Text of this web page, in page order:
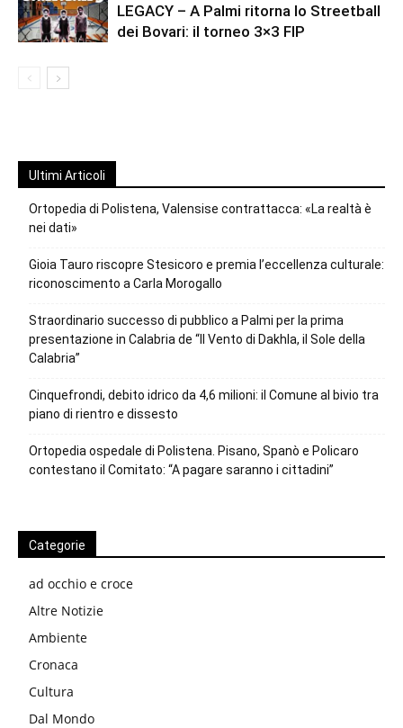
LEGACY – A Palmi ritorna lo Streetball
dei Bovari: il torneo 3×3 FIP
Ultimi Articoli
Ortopedia di Polistena, Valensise contrattacca: «La realtà è
nei dati»
Gioia Tauro riscopre Stesicoro e premia l’eccellenza culturale:
riconoscimento a Carla Morogallo
Straordinario successo di pubblico a Palmi per la prima
presentazione in Calabria de “Il Vento di Dakhla, il Sole della
Calabria”
Cinquefrondi, debito idrico da 4,6 milioni: il Comune al bivio tra
piano di rientro e dissesto
Ortopedia ospedale di Polistena. Pisano, Spanò e Policaro
contestano il Comitato: “A pagare saranno i cittadini”
Categorie
ad occhio e croce
Altre Notizie
Ambiente
Cronaca
Cultura
Dal Mondo